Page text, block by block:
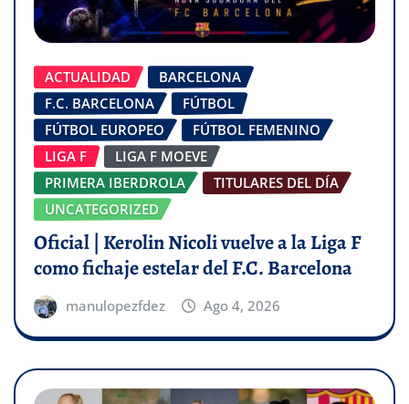
ACTUALIDAD
BARCELONA
F.C. BARCELONA
FÚTBOL
FÚTBOL EUROPEO
FÚTBOL FEMENINO
LIGA F
LIGA F MOEVE
PRIMERA IBERDROLA
TITULARES DEL DÍA
UNCATEGORIZED
Oficial | Kerolin Nicoli vuelve a la Liga F
como fichaje estelar del F.C. Barcelona
manulopezfdez Ago 4, 2026